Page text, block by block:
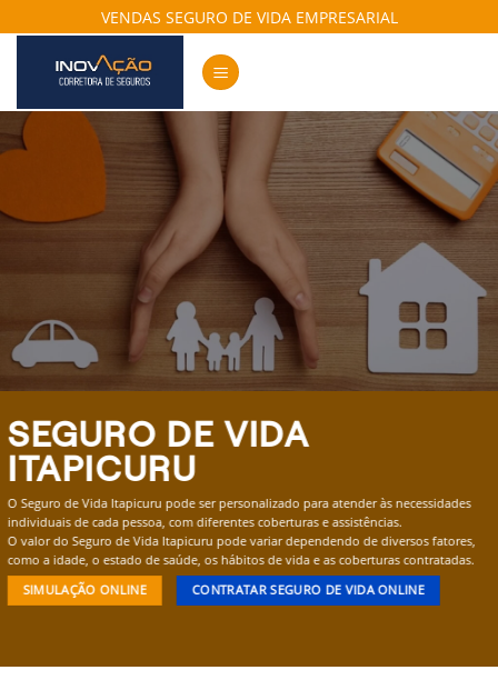
to
content
VENDAS SEGURO DE VIDA EMPRESARIAL
SEGURO DE VIDA
ITAPICURU
O Seguro de Vida Itapicuru pode ser personalizado para atender às necessidades
individuais de cada pessoa, com diferentes coberturas e assistências.
O valor do Seguro de Vida Itapicuru pode variar dependendo de diversos fatores,
como a idade, o estado de saúde, os hábitos de vida e as coberturas contratadas.
SIMULAÇÃO ONLINE CONTRATAR SEGURO DE VIDA ONLINE